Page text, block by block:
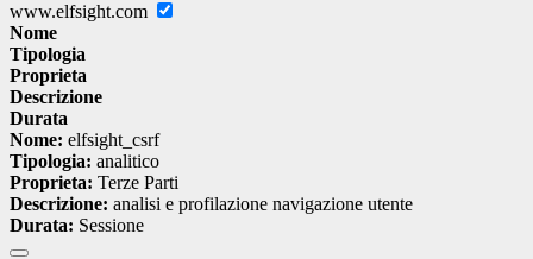
www.elfsight.com
Nome
Tipologia
Proprieta
Descrizione
Durata
Nome: elfsight_csrf
Tipologia: analitico
Proprieta: Terze Parti
Descrizione: analisi e profilazione navigazione utente
Durata: Sessione